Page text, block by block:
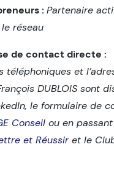
: Partenaire
réseau
de contact directe :
téléphoniques et
DUBLOIS sont
le formulaire de
Conseil ou en
et Réussir et le